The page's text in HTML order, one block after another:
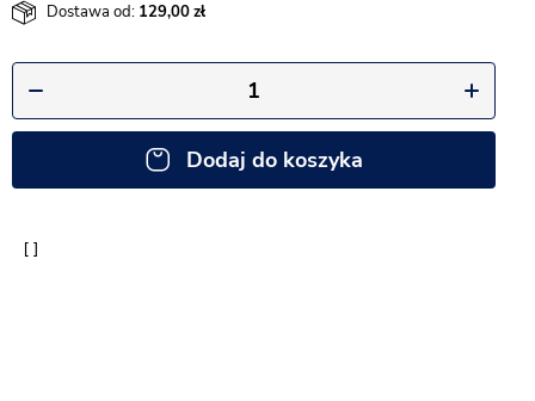
Dostawa od: 129,00
Dodaj do koszyka